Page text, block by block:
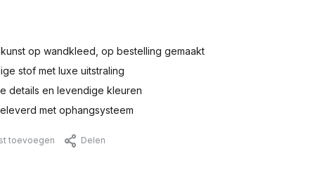
op wandkleed, op bestelling gemaakt
stof met luxe uitstraling
details en levendige kleuren
met ophangsysteem
toevoegen Delen